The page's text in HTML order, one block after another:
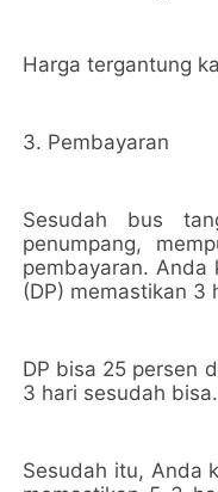
Harga tergantung
3. Pembayaran
Sesudah bus
penumpang,
pembayaran. Anda
(DP) memastikan 3
DP bisa 25 persen
3 hari sesudah bisa.
Sesudah itu, Anda